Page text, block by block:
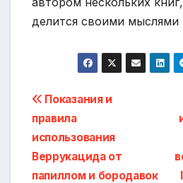
делится своими
Навигация
по
записям
Показания и
правила
использования
Веррукацида от
папиллом и бородавок